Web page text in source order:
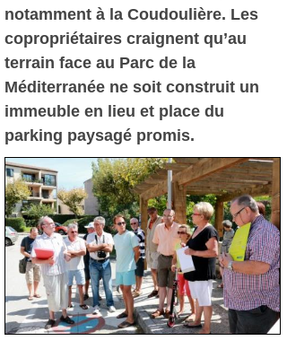
notamment à la Coudoulière. Les
copropriétaires craignent qu’au
terrain face au Parc de la
Méditerranée ne soit construit un
immeuble en lieu et place du
parking paysagé promis.